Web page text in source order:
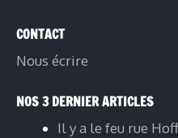
CONTACT
Nous écrire
NOS 3 DERNIER ARTICLES
Il y a le feu rue